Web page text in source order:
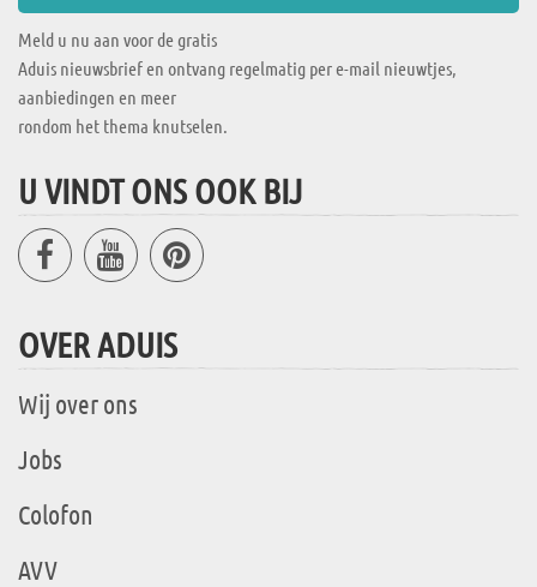
Meld u nu aan voor de gratis
Aduis nieuwsbrief en ontvang regelmatig per e-mail nieuwtjes,
aanbiedingen en meer
rondom het thema knutselen.
U VINDT ONS OOK BIJ
OVER ADUIS
Wij over ons
Jobs
Colofon
AVV